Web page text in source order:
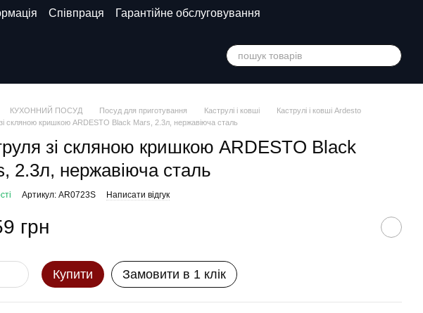
Співпраця Гарантійне обслуговування
КУХОННИЙ ПОСУД Посуд для приготування Каструлі і ковші
Каструлі і ковші Ardesto
скляною кришкою ARDESTO Black Mars, 2.3л, нержавіюча сталь
зі скляною кришкою ARDESTO Black
2.3л, нержавіюча сталь
Артикул: AR0723S Написати відгук
грн
Купити Замовити в 1 клік